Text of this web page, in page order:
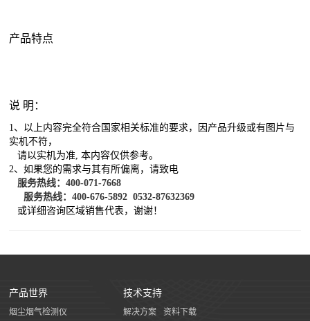
产品特点
说 明：
1、以上内容完全符合国家相关标准的要求，因产品升级或有图片与
实机不符，
请以实机为准, 本内容仅供参考。
2、如果您的需求与其有所偏离，请致电
服务热线：400-071-7668
服务热线：400-676-5892 0532-87632369
或详细咨询区域销售代表，谢谢！
产品世界
烟尘烟气检测仪
技术支持
解决方案
资料下载